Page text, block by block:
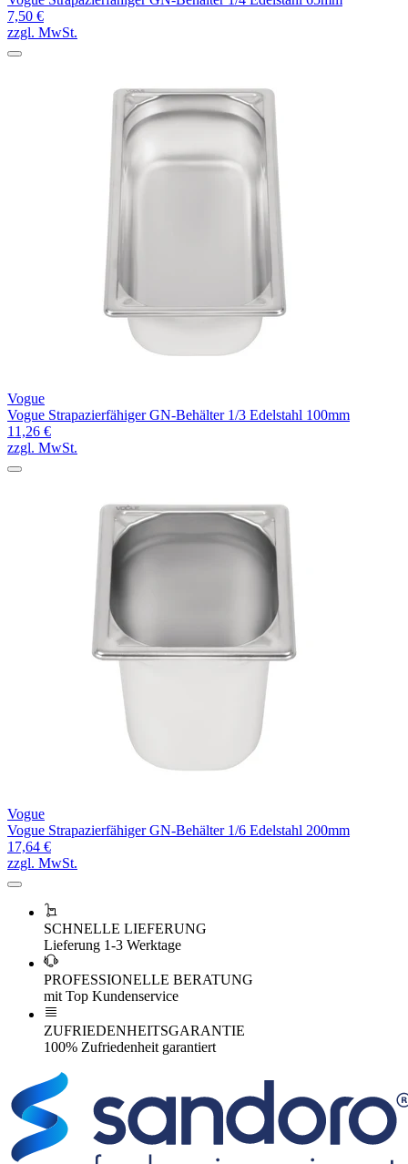
7,50 €
zzgl. MwSt.
Vogue
Vogue Strapazierfähiger GN-Behälter 1/3 Edelstahl 100mm
11,26 €
zzgl. MwSt.
Vogue
Vogue Strapazierfähiger GN-Behälter 1/6 Edelstahl 200mm
17,64 €
zzgl. MwSt.
SCHNELLE LIEFERUNG
Lieferung 1-3 Werktage
PROFESSIONELLE BERATUNG
mit Top Kundenservice
ZUFRIEDENHEITSGARANTIE
100% Zufriedenheit garantiert